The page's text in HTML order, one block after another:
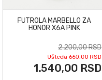
FUTROLA MARBELLO ZA
HONOR X6A PINK
2.200,00 RSD
Ušteda 660,00 RSD
1.540,00 RSD